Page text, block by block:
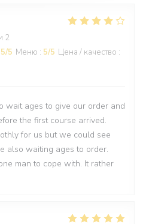
2
5/5 Меню : 5/5 Цена / качество :
wait ages to give our order and
the first course arrived.
for us but we could see
also waiting ages to order.
man to cope with. It rather